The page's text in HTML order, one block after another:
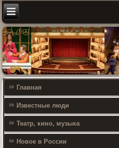
Главная
Известные люди
Театр, кино, музыка
Новое в России